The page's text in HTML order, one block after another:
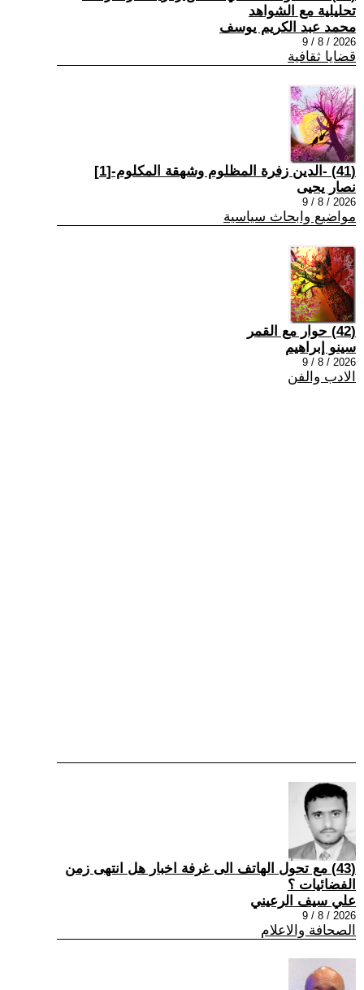
تحليلية مع الشواهد
محمد عبد الكريم يوسف
2026 / 8 / 9
قضايا ثقافية
(41) -الدين زفرة المظلوم وشهقة المكلوم-[1]
نصار يحيى
2026 / 8 / 9
مواضيع وابحاث سياسية
(42) حوار مع القمر
سينو إبراهيم
2026 / 8 / 9
الادب والفن
(43) مع تحول الهاتف الى غرفة اخبار هل انتهى زمن
الفضائيات ؟
علي سيف الرعيني
2026 / 8 / 9
الصحافة والاعلام